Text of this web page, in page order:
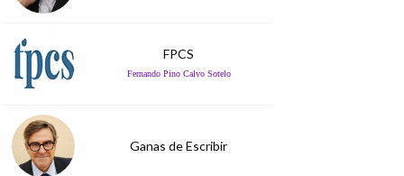
FPCS
Fernando Pino Calvo Sotelo
Ganas de Escribir